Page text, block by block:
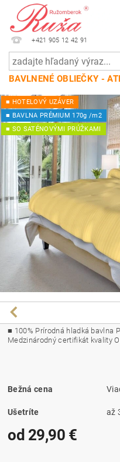
+421 905 12 42 91
BAVLNENÉ OBLIEČKY -
■ HOTELOVÝ UZÁVER
■ BAVLNA PRÉMIUM 170g /m2
■ SO SATÉNOVÝMI PRÚŽKAMI
■ 100% Prírodná hladká bavlna
Medzinárodný certifikát kvality
Bežná cena
Ušetríte až
od 29,90 €